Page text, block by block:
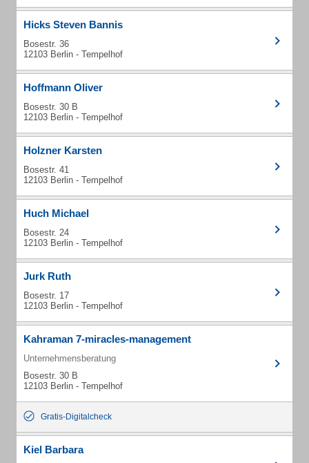
Hicks Steven Bannis
Bosestr. 36
12103 Berlin - Tempelhof
Hoffmann Oliver
Bosestr. 30 B
12103 Berlin - Tempelhof
Holzner Karsten
Bosestr. 41
12103 Berlin - Tempelhof
Huch Michael
Bosestr. 24
12103 Berlin - Tempelhof
Jurk Ruth
Bosestr. 17
12103 Berlin - Tempelhof
Kahraman 7-miracles-management
Unternehmensberatung
Bosestr. 30 B
12103 Berlin - Tempelhof
Gratis-Digitalcheck
Kiel Barbara